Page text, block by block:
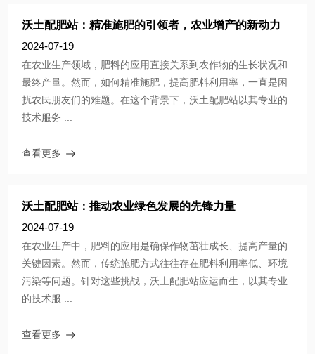
沃土配肥站：精准施肥的引领者，农业增产的新动力
2024-07-19
在农业生产领域，肥料的应用直接关系到农作物的生长状况和
最终产量。然而，如何精准施肥，提高肥料利用率，一直是困
扰农民朋友们的难题。在这个背景下，沃土配肥站以其专业的
技术服务 ...
查看更多
沃土配肥站：推动农业绿色发展的先锋力量
2024-07-19
在农业生产中，肥料的应用是确保作物茁壮成长、提高产量的
关键因素。然而，传统施肥方式往往存在肥料利用率低、环境
污染等问题。针对这些挑战，沃土配肥站应运而生，以其专业
的技术服 ...
查看更多